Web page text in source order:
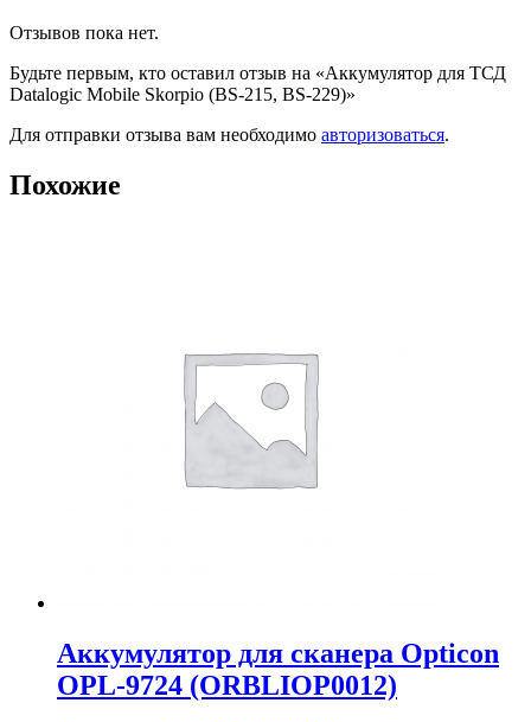
Отзывов пока нет.
Будьте первым, кто оставил отзыв на «Аккумулятор для ТСД
Datalogic Mobile Skorpio (BS-215, BS-229)»
Для отправки отзыва вам необходимо авторизоваться.
Похожие
Аккумулятор для сканера Opticon
OPL-9724 (ORBLIOP0012)